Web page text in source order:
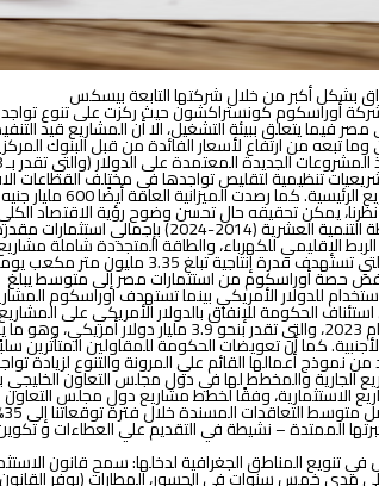
بشكل أكبر من خلال شركتها التابعة بيسكس
أوراسكوم كونستراكشون حيثركزت على تنوع
مصر فيما يتعلق ببيئة التشغيل، الا أن المشاريع قيد
من ارتفاع لأسعار الفائدة من قبل البنوك
الدولة للسنة المالية 23/24. كما أقرت الحكومة تعديلات وتشريعيات
وتزيد هذه النسبة الي 50% تقريبًا بحلول السنة المالية 25/26، وهو أمر، من وجهة نظرنا،
(باستثمارات مقدرة بقيمة 3.3 مليار دولار أمريكي وفقا للسنة المالية 23/24)، ومشرعات
الحكومة لخفض المشروعات كثيفة الاستخدام للدولار الأمريكي
أساس سنوي في تعاقدات الشركة الجديدة من مصر إلى 1.6 مليار دولار أمريكي في عام 2024، كما أن
في توفر العملات الأجنبية. كما أن تعويضات الحكومة
أعمالها القائم علي المرونة والتنوع لزيادة
– معتمدة على خبرتها الممتدة – نشيطة في التقديم علي
تنويع المناطق الجغرافية لدخلها: